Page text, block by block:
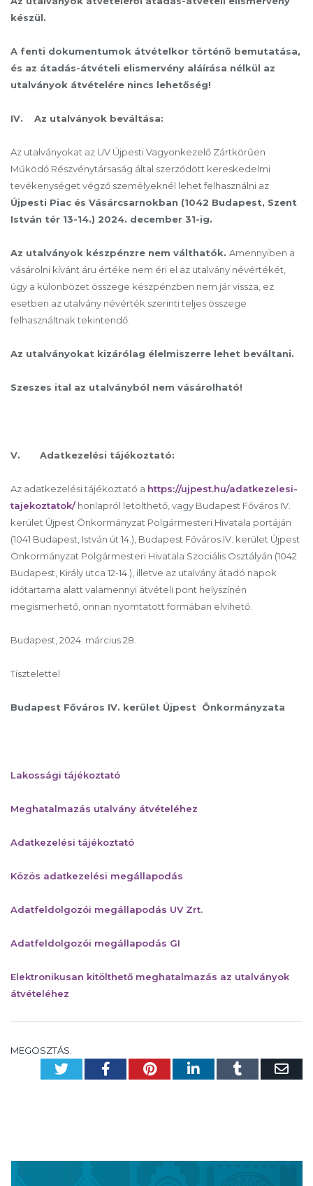
készül.
A fenti dokumentumok átvételkor történő bemutatása,
és az átadás-átvételi elismervény aláírása nélkül az
utalványok átvételére nincs lehetőség!
IV. Az utalványok beváltása:
Az utalványokat az UV Újpesti Vagyonkezelő Zártkörűen
Működő Részvénytársaság által szerződött kereskedelmi
tevékenységet végző személyeknél lehet felhasználni az
Újpesti Piac és Vásárcsarnokban (1042 Budapest, Szent
István tér 13-14.) 2024. december 31-ig.
Az utalványok készpénzre nem válthatók. Amennyiben a
vásárolni kívánt áru értéke nem éri el az utalvány névértékét,
úgy a különbözet összege készpénzben nem jár vissza, ez
esetben az utalvány névérték szerinti teljes összege
felhasználtnak tekintendő.
Az utalványokat kizárólag élelmiszerre lehet beváltani.
Szeszes ital az utalványból nem vásárolható!
V. Adatkezelési tájékoztató:
Az adatkezelési tájékoztató a https://ujpest.hu/adatkezelesi-
tajekoztatok/honlapról letölthető, vagy Budapest Főváros IV.
kerület Újpest Önkormányzat Polgármesteri Hivatala portáján
(1041 Budapest, István út 14.), Budapest Főváros IV. kerület Újpest
Önkormányzat Polgármesteri Hivatala Szociális Osztályán (1042
Budapest, Király utca 12-14.), illetve az utalvány átadó napok
időtartama alatt valamennyi átvételi pont helyszínén
megismerhető, onnan nyomtatott formában elvihető.
Budapest, 2024. március 28.
Tisztelettel
Budapest Főváros IV. kerület Újpest Önkormányzata
Lakossági tájékoztató
Meghatalmazás utalvány átvételéhez
Adatkezelési tájékoztató
Közös adatkezelési megállapodás
Adatfeldolgozói megállapodás UV Zrt.
Adatfeldolgozói megállapodás GI
Elektronikusan kitölthető meghatalmazás az utalványok
átvételéhez
MEGOSZTÁS.
TwitterFacebookPinterest
LinkedIn
Tumblr